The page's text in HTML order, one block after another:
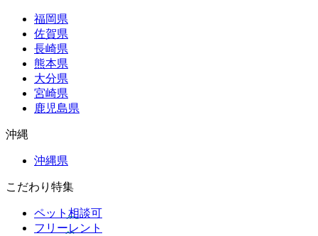
福岡県
佐賀県
長崎県
熊本県
大分県
宮崎県
鹿児島県
沖縄
沖縄県
こだわり特集
ペット相談可
フリーレント